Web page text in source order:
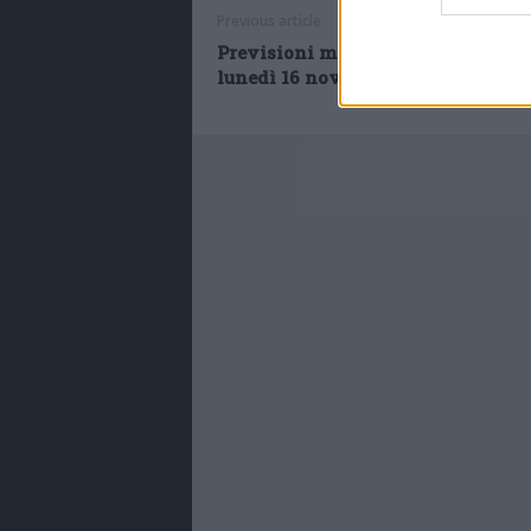
Previsioni meteo Emilia Romagna,
lunedì 16 novembre